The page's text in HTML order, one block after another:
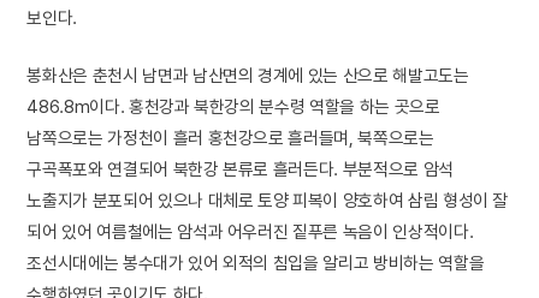
보인다.
봉화산은 춘천시 남면과 남산면의 경계에 있는 산으로 해발고도는
486.8m이다. 홍천강과 북한강의 분수령 역할을 하는 곳으로
남쪽으로는 가정천이 흘러 홍천강으로 흘러들며, 북쪽으로는
구곡폭포와 연결되어 북한강 본류로 흘러든다. 부분적으로 암석
노출지가 분포되어 있으나 대체로 토양 피복이 양호하여 삼림 형성이 잘
되어 있어 여름철에는 암석과 어우러진 짙푸른 녹음이 인상적이다.
조선시대에는 봉수대가 있어 외적의 침입을 알리고 방비하는 역할을